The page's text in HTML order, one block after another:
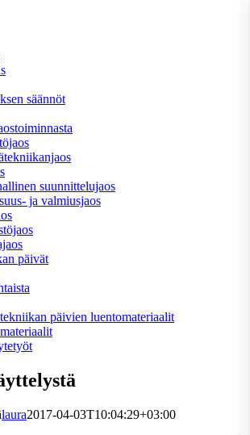
säännöt
suunnittelujaos
ja valmiusjaos
päivät
päivien luentomateriaalit
laura2017-04-03T10:04:29+03:00